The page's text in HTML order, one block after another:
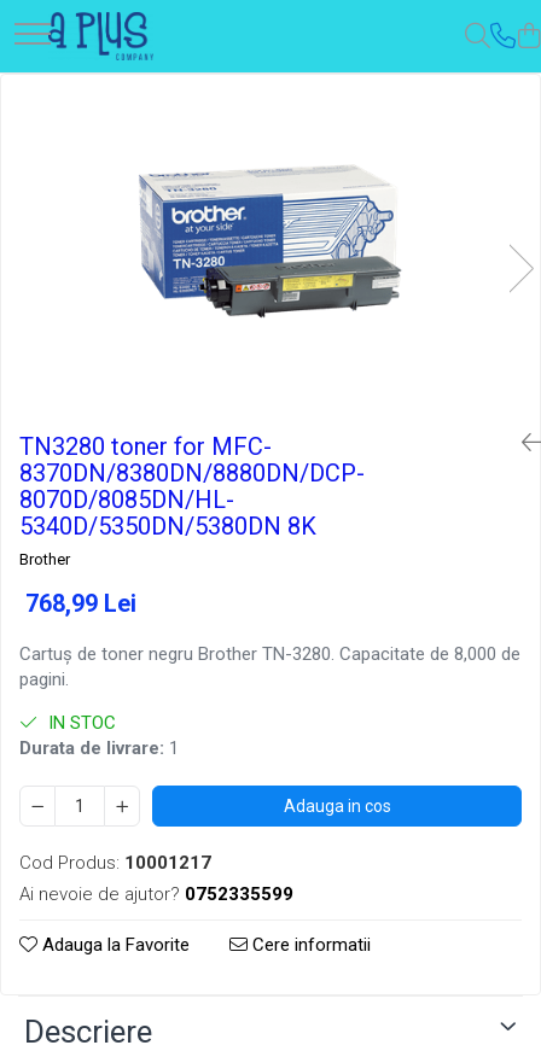
TN3280 toner for MFC-
8370DN/8380DN/8880DN/DCP-
8070D/8085DN/HL-
5340D/5350DN/5380DN 8K
Brother
768,99 Lei
Cartuș de toner negru Brother TN-3280. Capacitate de 8,000 de
pagini.
IN STOC
Durata de livrare: 1
Adauga in cos
Cod Produs: 10001217
Ai nevoie de ajutor? 0752335599
Adauga la Favorite Cere informatii
Descriere